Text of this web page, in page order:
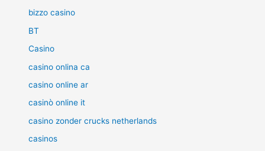
bizzo casino
BT
Casino
casino onlina ca
casino online ar
casinò online it
casino zonder crucks netherlands
casinos